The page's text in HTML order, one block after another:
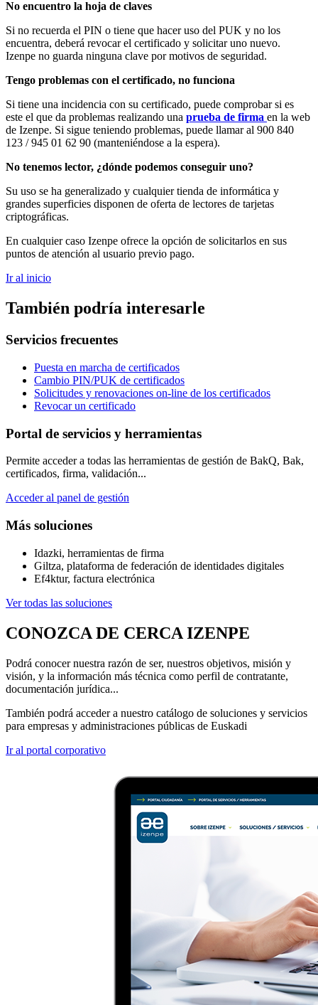
No encuentro la hoja de claves
Si no recuerda el PIN o tiene que hacer uso del PUK y no los
encuentra, deberá revocar el certificado y solicitar uno nuevo.
Izenpe no guarda ninguna clave por motivos de seguridad.
Tengo problemas con el certificado, no funciona
Si tiene una incidencia con su certificado, puede comprobar si es
este el que da problemas realizando una prueba de firma en la web
de Izenpe. Si sigue teniendo problemas, puede llamar al 900 840
123 / 945 01 62 90 (manteniéndose a la espera).
No tenemos lector, ¿dónde podemos conseguir uno?
Su uso se ha generalizado y cualquier tienda de informática y
grandes superficies disponen de oferta de lectores de tarjetas
criptográficas.
En cualquier caso Izenpe ofrece la opción de solicitarlos en sus
puntos de atención al usuario previo pago.
Ir al inicio
También podría interesarle
Servicios frecuentes
Puesta en marcha de certificados
Cambio PIN/PUK de certificados
Solicitudes y renovaciones on-line de los certificados
Revocar un certificado
Portal de servicios y herramientas
Permite acceder a todas las herramientas de gestión de BakQ, Bak,
certificados, firma, validación...
Acceder al panel de gestión
Más soluciones
Idazki, herramientas de firma
Giltza, plataforma de federación de identidades digitales
Ef4ktur, factura electrónica
Ver todas las soluciones
CONOZCA DE CERCA IZENPE
Podrá conocer nuestra razón de ser, nuestros objetivos, misión y
visión, y la información más técnica como perfil de contratante,
documentación jurídica...
También podrá acceder a nuestro catálogo de soluciones y servicios
para empresas y administraciones públicas de Euskadi
Ir al portal corporativo